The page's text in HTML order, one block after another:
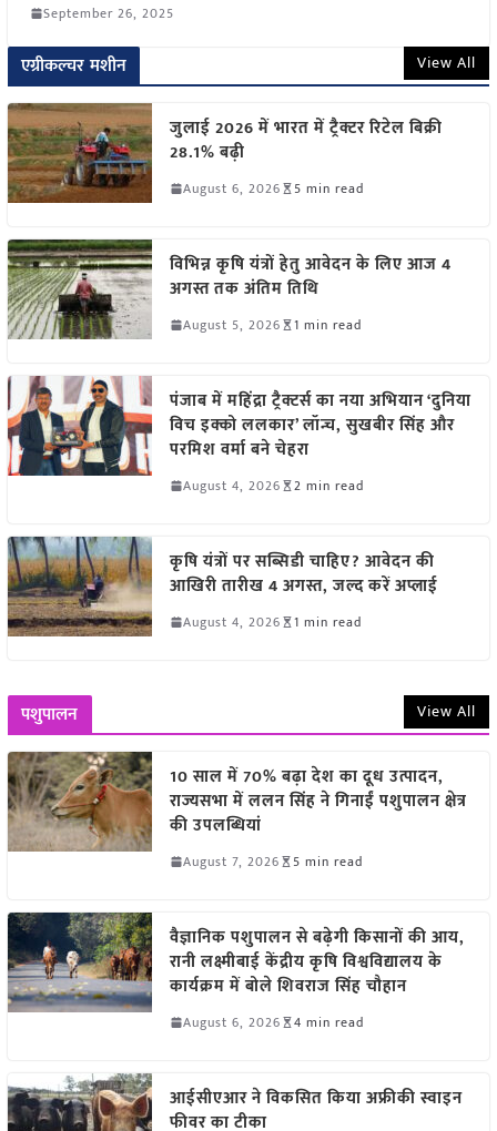
September 26, 2025
एग्रीकल्चर मशीन View All
जुलाई 2026 में भारत में ट्रैक्टर रिटेल बिक्री
28.1% बढ़ी
August 6, 2026 5 min read
विभिन्न कृषि यंत्रों हेतु आवेदन के लिए आज 4
अगस्त तक अंतिम तिथि
August 5, 2026 1 min read
पंजाब में महिंद्रा ट्रैक्टर्स का नया अभियान ‘दुनिया
विच इक्को ललकार’ लॉन्च, सुखबीर सिंह और
परमिश वर्मा बने चेहरा
August 4, 2026 2 min read
कृषि यंत्रों पर सब्सिडी चाहिए? आवेदन की
आखिरी तारीख 4 अगस्त, जल्द करें अप्लाई
August 4, 2026 1 min read
पशुपालन View All
10 साल में 70% बढ़ा देश का दूध उत्पादन,
राज्यसभा में ललन सिंह ने गिनाईं पशुपालन क्षेत्र
की उपलब्धियां
August 7, 2026 5 min read
वैज्ञानिक पशुपालन से बढ़ेगी किसानों की आय,
रानी लक्ष्मीबाई केंद्रीय कृषि विश्वविद्यालय के
कार्यक्रम में बोले शिवराज सिंह चौहान
August 6, 2026 4 min read
आईसीएआर ने विकसित किया अफ्रीकी स्वाइन
फीवर का टीका